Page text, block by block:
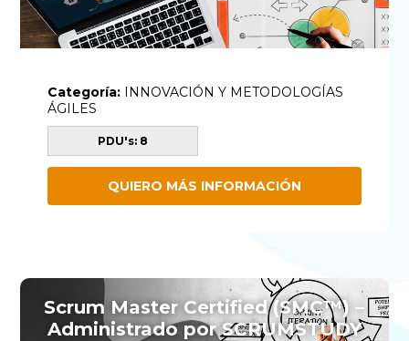
Categoría: INNOVACIÓN Y METODOLOGÍAS
ÁGILES
PDU's: 8
QUIERO MÁS INFORMACIÓN
Scrum Master Certified (SMC™) –
Administrado por SCRUMSTUDY